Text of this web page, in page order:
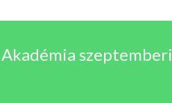
szeptemberi